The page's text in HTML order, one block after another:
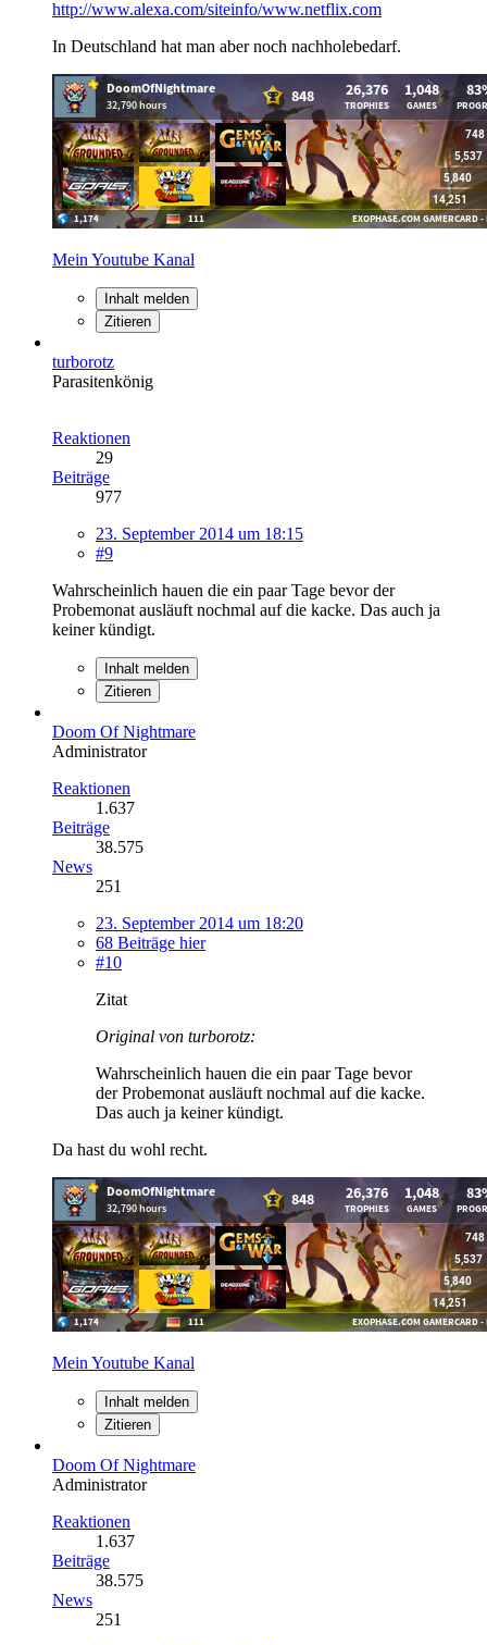
http://www.alexa.com/siteinfo/www.netflix.com
In Deutschland hat man aber noch nachholebedarf.
Mein Youtube Kanal
Inhalt melden
Zitieren
turborotz
Parasitenkönig
Reaktionen
29
Beiträge
977
23. September 2014 um 18:15
#9
Wahrscheinlich hauen die ein paar Tage bevor der
Probemonat ausläuft nochmal auf die kacke. Das auch ja
keiner kündigt.
Inhalt melden
Zitieren
Doom Of Nightmare
Administrator
Reaktionen
1.637
Beiträge
38.575
News
251
23. September 2014 um 18:20
68 Beiträge hier
#10
Zitat
Original von turborotz:
Wahrscheinlich hauen die ein paar Tage bevor
der Probemonat ausläuft nochmal auf die kacke.
Das auch ja keiner kündigt.
Da hast du wohl recht.
Mein Youtube Kanal
Inhalt melden
Zitieren
Doom Of Nightmare
Administrator
Reaktionen
1.637
Beiträge
38.575
News
251